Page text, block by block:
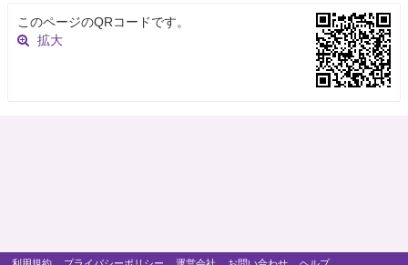
このページのQRコードです。
拡大